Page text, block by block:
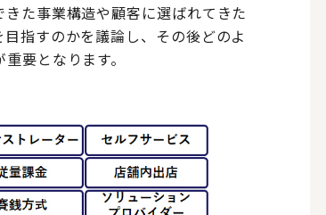
た事業構造や顧客に選ばれてきた
指すのかを議論し、その後どのよ
要となります。